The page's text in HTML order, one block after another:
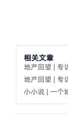
相关文章
地产回望 |
地产回望 |
小小说 | 一个